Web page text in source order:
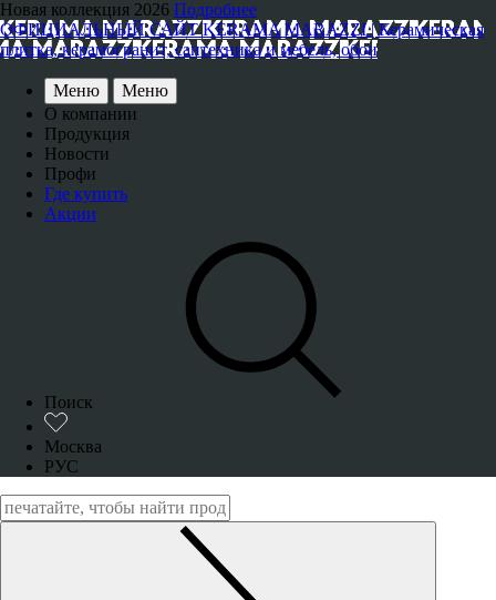
Новая коллекция 2026 Подробнее
ОФИЦИАЛЬНЫЙ САЙТ KERAMA MARAZZI | Керамическая
плитка, керамогранит, сантехника и мебель, обои
Меню
Меню
О компании
Продукция
Новости
Профи
Где купить
Акции
Поиск
Москва
РУС